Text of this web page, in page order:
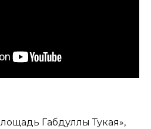
Габдуллы Тукая»,